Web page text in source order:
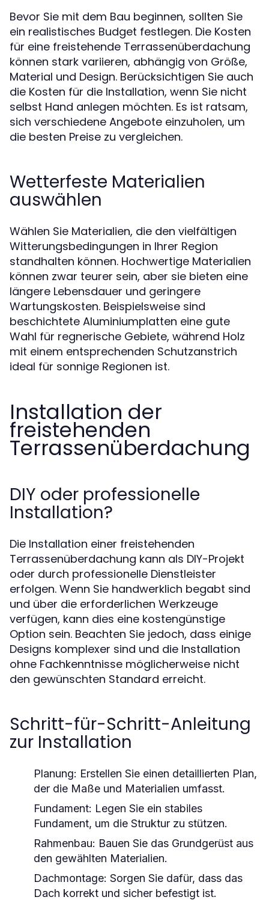
Bevor Sie mit dem Bau beginnen, sollten Sie
ein realistisches Budget festlegen. Die Kosten
für eine freistehende Terrassenüberdachung
können stark variieren, abhängig von Größe,
Material und Design. Berücksichtigen Sie auch
die Kosten für die Installation, wenn Sie nicht
selbst Hand anlegen möchten. Es ist ratsam,
sich verschiedene Angebote einzuholen, um
die besten Preise zu vergleichen.
Wetterfeste Materialien
auswählen
Wählen Sie Materialien, die den vielfältigen
Witterungsbedingungen in Ihrer Region
standhalten können. Hochwertige Materialien
können zwar teurer sein, aber sie bieten eine
längere Lebensdauer und geringere
Wartungskosten. Beispielsweise sind
beschichtete Aluminiumplatten eine gute
Wahl für regnerische Gebiete, während Holz
mit einem entsprechenden Schutzanstrich
ideal für sonnige Regionen ist.
Installation der
freistehenden
Terrassenüberdachung
DIY oder professionelle
Installation?
Die Installation einer freistehenden
Terrassenüberdachung kann als DIY-Projekt
oder durch professionelle Dienstleister
erfolgen. Wenn Sie handwerklich begabt sind
und über die erforderlichen Werkzeuge
verfügen, kann dies eine kostengünstige
Option sein. Beachten Sie jedoch, dass einige
Designs komplexer sind und die Installation
ohne Fachkenntnisse möglicherweise nicht
den gewünschten Standard erreicht.
Schritt-für-Schritt-Anleitung
zur Installation
Planung: Erstellen Sie einen detaillierten Plan,
der die Maße und Materialien umfasst.
Fundament: Legen Sie ein stabiles
Fundament, um die Struktur zu stützen.
Rahmenbau: Bauen Sie das Grundgerüst aus
den gewählten Materialien.
Dachmontage: Sorgen Sie dafür, dass das
Dach korrekt und sicher befestigt ist.